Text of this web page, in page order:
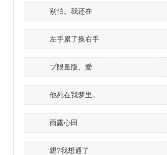
别怕。我还在
左手累了换右手
プ限量版、爱
他死在我梦里。
雨露心田
親?我想通了